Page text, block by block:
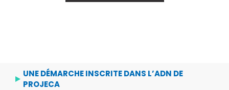
UNE DÉMARCHE INSCRITE DANS L’ADN DE
PROJECA